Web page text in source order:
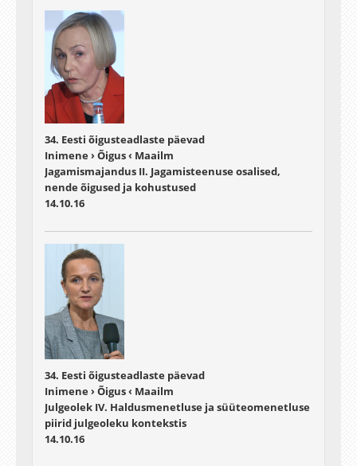
34. Eesti õigusteadlaste päevad
Inimene › Õigus ‹ Maailm
Jagamismajandus II. Jagamisteenuse osalised,
nende õigused ja kohustused
14.10.16
34. Eesti õigusteadlaste päevad
Inimene › Õigus ‹ Maailm
Julgeolek IV. Haldusmenetluse ja süüteomenetluse
piirid julgeoleku kontekstis
14.10.16